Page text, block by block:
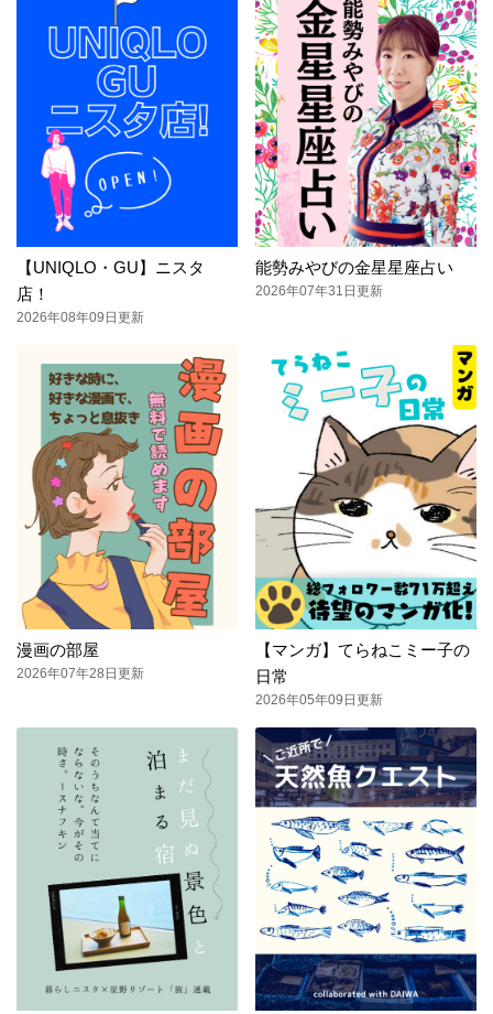
【UNIQLO・GU】ニスタ
店！
2026年08年09日更新
能勢みやびの金星星座占い
2026年07年31日更新
漫画の部屋
2026年07年28日更新
【マンガ】てらねこミー子の
日常
2026年05年09日更新